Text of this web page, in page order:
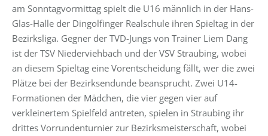
am Sonntagvormittag spielt die U16 männlich in der Hans-
Glas-Halle der Dingolfinger Realschule ihren Spieltag in der
Bezirksliga. Gegner der TVD-Jungs von Trainer Liem Dang
ist der TSV Niederviehbach und der VSV Straubing, wobei
an diesem Spieltag eine Vorentscheidung fällt, wer die zwei
Plätze bei der Bezirksendunde beansprucht. Zwei U14-
Formationen der Mädchen, die vier gegen vier auf
verkleinertem Spielfeld antreten, spielen in Straubing ihr
drittes Vorrundenturnier zur Bezirksmeisterschaft, wobei